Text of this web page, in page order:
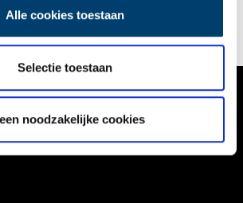
Alle cookies toestaan
Selectie toestaan
noodzakelijke cookies